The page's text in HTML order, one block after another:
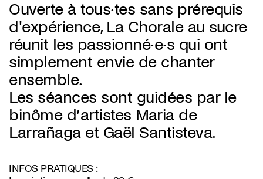
Ouverte à tous·tes sans prérequis
d'expérience, La Chorale au sucre
réunit les passionné·e·s qui ont
simplement envie de chanter
ensemble.
Les séances sont guidées par le
binôme d’artistes Maria de
Larrañaga et Gaël Santisteva.
INFOS PRATIQUES :